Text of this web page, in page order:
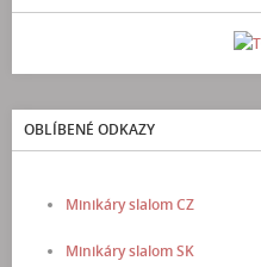
OBLÍBENÉ ODKAZY
Minikáry slalom CZ
Minikáry slalom SK